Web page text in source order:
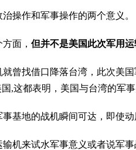
作和军事操作的两个意义。
面， 但并不是美国此次军用运
找借口降落台湾，此次美
,这都表明，美国与台湾的军
地的战机瞬间可达，即使动
来试水军事意义或者说军